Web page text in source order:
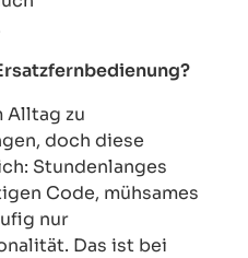
Alltag zu
doch diese
Stundenlanges
Code, mühsames
nur
Das ist bei